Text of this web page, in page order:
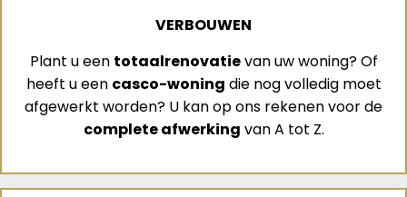
VERBOUWEN
Plant u een totaalrenovatievan uw woning? Of
heeft u een casco-woning die nog volledig moet
afgewerkt worden? U kan op ons rekenen voor de
complete afwerking van A tot Z.